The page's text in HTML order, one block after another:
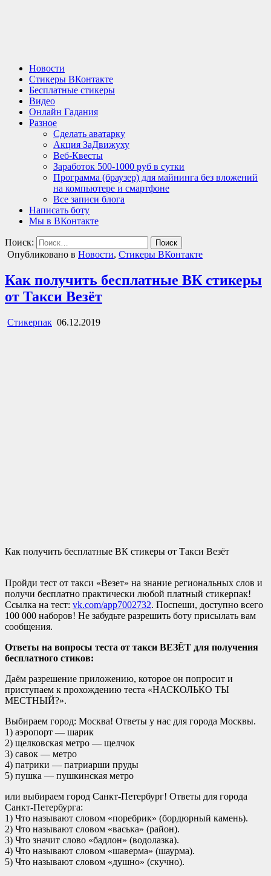
Новости
Стикеры ВКонтакте
Бесплатные стикеры
Видео
Онлайн Гадания
Разное
Сделать аватарку
Акция ЗаДвижуху
Веб-Квесты
Заработок 500-1000 руб в сутки
Программа (браузер) для майнинга без вложений
на компьютере и смартфоне
Все записи блога
Написать боту
Мы в ВКонтакте
Поиск:
Опубликовано в Новости, Стикеры ВКонтакте
Как получить бесплатные ВК стикеры
от Такси Везёт
Стикерпак 06.12.2019
Как получить бесплатные ВК стикеры от Такси Везёт
Пройди тест от такси «Везет» на знание региональных слов и
получи бесплатно практически любой платный стикерпак!
Ссылка на тест: vk.com/app7002732. Поспеши, доступно всего
100 000 наборов! Не забудьте разрешить боту присылать вам
сообщения.
Ответы на вопросы теста от такси ВЕЗЁТ для получения
бесплатного стиков:
Даём разрешение приложению, которое он попросит и
приступаем к прохождению теста «НАСКОЛЬКО ТЫ
МЕСТНЫЙ?».
Выбираем город: Москва! Ответы у нас для города Москвы.
1) аэропорт — шарик
2) щелковская метро — щелчок
3) савок — метро
4) патрики — патриарши пруды
5) пушка — пушкинская метро
или выбираем город Санкт-Петербург! Ответы для города
Санкт-Петербурга:
1) Что называют словом «поребрик» (бордюрный камень).
2) Что называют словом «васька» (район).
3) Что значит слово «бадлон» (водолазка).
4) Что называют словом «шаверма» (шаурма).
5) Что называют словом «душно» (скучно).